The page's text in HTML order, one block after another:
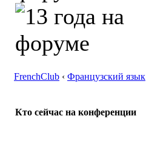
FrenchClub ‹ Французский язык
Кто сейчас на конференции